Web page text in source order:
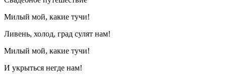
Милый мой, какие тучи!
Ливень, холод, град сулят нам!
Милый мой, какие тучи!
И укрыться негде нам!